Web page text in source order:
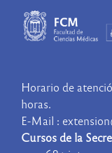
Horario de
horas.
E-Mail :
Cursos de la